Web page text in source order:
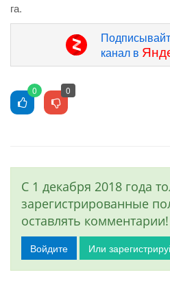
га.
канал в
0 0
С 1 декабря 2018 года
зарегистрированные
оставлять комментарии!
Войдите Или